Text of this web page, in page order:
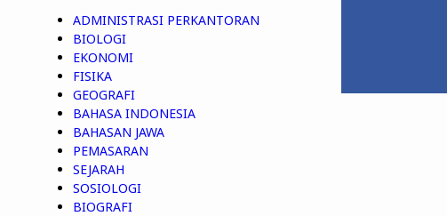
ADMINISTRASI PERKANTORAN
BIOLOGI
EKONOMI
FISIKA
GEOGRAFI
BAHASA INDONESIA
BAHASAN JAWA
PEMASARAN
SEJARAH
SOSIOLOGI
BIOGRAFI